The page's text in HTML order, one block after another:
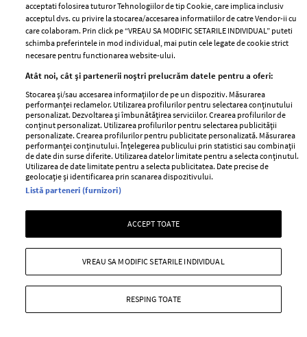
Situația neplăcută prin care a trecut
Anca Serea în timpul călătoriei cu
trenul în Italia, alături de copii: "Suntem
șocați, nu știm ce putem să facem..."
06 august 2026
Anca Serea a povestit pe rețelele de socializare o situație
extrem de neplăcută prin care ea și copiii ei au trecut.
acceptati folosirea tuturor Tehnologiilor de tip Cookie, care implica inclusiv
acceptul dvs. cu privire la stocarea/accesarea informatiilor de catre Vendor-ii cu
care colaboram. Prin click pe “VREAU SA MODIFIC SETARILE INDIVIDUAL” puteti
schimba preferintele in mod individual, mai putin cele legate de cookie strict
necesare pentru functionarea website-ului.
Atât noi, cât și partenerii noștri prelucrăm datele pentru a oferi:
Stocarea și/sau accesarea informațiilor de pe un dispozitiv. Măsurarea
performanței reclamelor. Utilizarea profilurilor pentru selectarea conținutului
personalizat. Dezvoltarea și îmbunătățirea serviciilor. Crearea profilurilor de
conținut personalizat. Utilizarea profilurilor pentru selectarea publicității
personalizate. Crearea profilurilor pentru publicitate personalizată. Măsurarea
performanței conținutului. Înțelegerea publicului prin statistici sau combinații
de date din surse diferite. Utilizarea datelor limitate pentru a selecta conținutul.
Utilizarea de date limitate pentru a selecta publicitatea. Date precise de
geolocație și identificarea prin scanarea dispozitivului.
Listă parteneri (furnizori)
ACCEPT TOATE
RESPING TOATE
VREAU SA MODIFIC SETARILE INDIVIDUAL